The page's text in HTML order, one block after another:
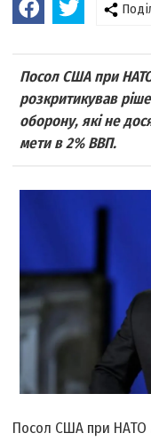
Посол США при
розкритикував
оборону, які не
мети в 2% ВВП.
Посол США при НАТО